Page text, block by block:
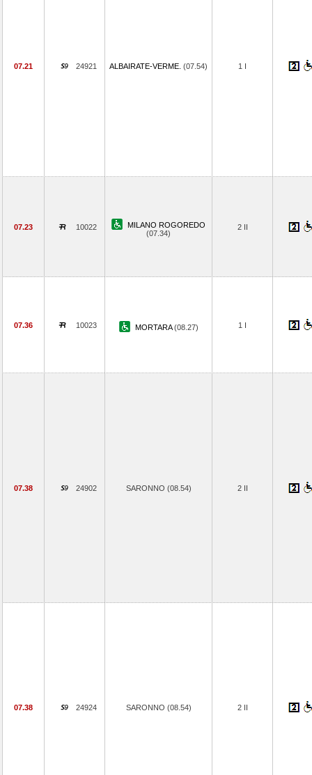
07.21 24921 ALBAIRATE-VERME. (07.54) 1 I
07.23 10022
MILANO ROGOREDO
(07.34)
2 II
07.36 10023 MORTARA(08.27) 1 I
07.38 24902 SARONNO (08.54) 2 II
07.38 24924 SARONNO (08.54) 2 II